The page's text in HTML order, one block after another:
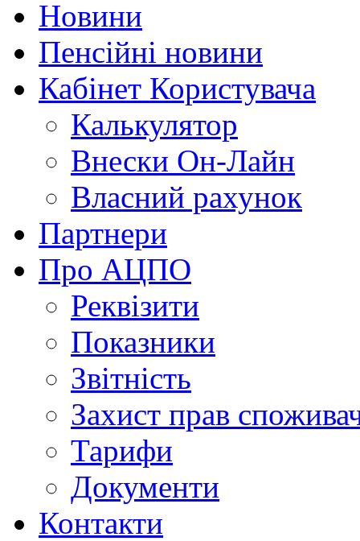
Новини
Пенсійні новини
Кабінет Користувача
Калькулятор
Внески Он-Лайн
Власний рахунок
Партнери
Про АЦПО
Реквізити
Показники
Звітність
Захист прав
Тарифи
Документи
Контакти